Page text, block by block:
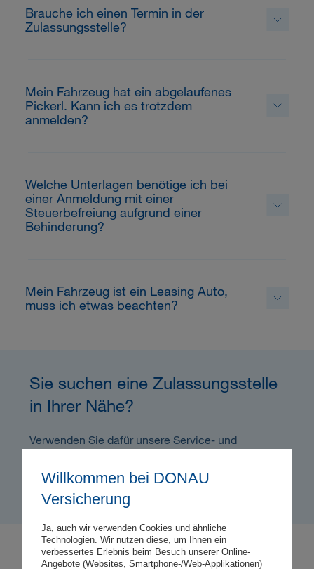
Willkommen bei DONAU
Versicherung
Ja, auch wir verwenden Cookies und ähnliche
Technologien. Wir nutzen diese, um Ihnen ein
verbessertes Erlebnis beim Besuch unserer Online-
Angebote (Websites, Smartphone-/Web-Applikationen)
Brauche ich einen Termin in der
Zulassungsstelle?
Mein Fahrzeug hat ein abgelaufenes
Pickerl. Kann ich es trotzdem
anmelden?
Welche Unterlagen benötige ich bei
einer Anmeldung mit einer
Steuerbefreiung aufgrund einer
Behinderung?
Mein Fahrzeug ist ein Leasing Auto,
muss ich etwas beachten?
Sie suchen eine Zulassungsstelle
in Ihrer Nähe?
Verwenden Sie dafür unsere Service- und